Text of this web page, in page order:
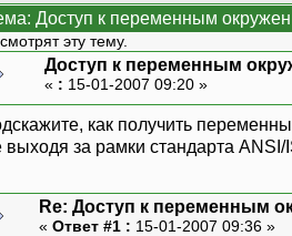
Доступ к переменным
эту тему.
Доступ к переменным
« : 15-01-2007 09:20 »
как получить
выходя за рамки стандарта ANSI/
Re: Доступ к переменным
« Ответ #1 : 15-01-2007 09:36 »